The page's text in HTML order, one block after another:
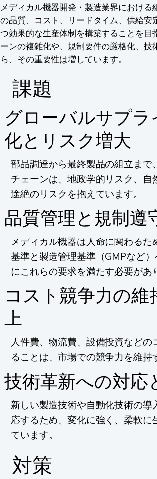
メディカル機器開発・製造業界におけ
の品質、コスト、リードタイム、供給
つ効果的な生産体制を構築することを目
ーンの複雑化や、規制要件の厳格化、
ら、その重要性は増しています。
​課題
グローバルサプ
化とリスク増大
部品調達から最終製品の組立まで
チェーンは、地政学的リスク、
途絶のリスクを抱えています。
品質管理と規制遵
メディカル機器は人命に関わる
基準と製造管理基準（GMPなど
にこれらの要求を満たす必要があ
コスト競争力の維
上
人件費、物流費、設備投資など
ることは、市場での競争力を維持
技術革新への対応
新しい製造技術や自動化技術の
応するため、変化に強く、柔軟
ています。
​対策